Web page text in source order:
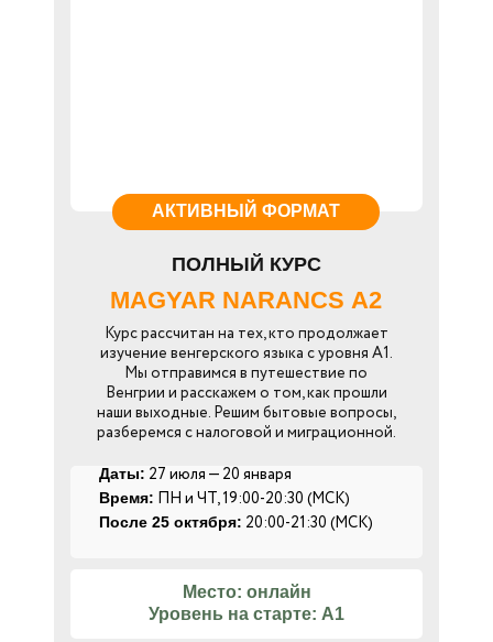
ПОЛНЫЙ КУРС
Курс рассчитан на тех, кто продолжает
изучение венгерского языка с уровня А1.
Мы отправимся в путешествие по
Венгрии и расскажем о том, как прошли
наши выходные. Решим бытовые вопросы,
разберемся с налоговой и миграционной.
MAGYAR NARANCS А2
АКТИВНЫЙ ФОРМАТ
Место: онлайн
Уровень на старте: A1
Даты: 27 июля — 20 января
Время: ПН и ЧТ, 19:00-20:30 (МСК)
После 25 октября: 20:00-21:30 (МСК)